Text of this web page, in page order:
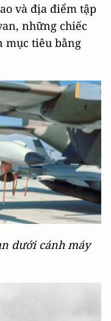
và địa điểm tập
những chiếc
mục tiêu bằng
dưới cánh máy